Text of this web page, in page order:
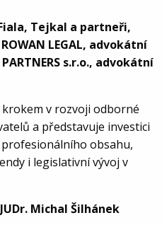
Fiala, Tejkal a partneři,
LEGAL, advokátní
s.r.o., advokátní
v rozvoji odborné
a představuje investici
obsahu,
i legislativní vývoj v
Michal Šilhánek